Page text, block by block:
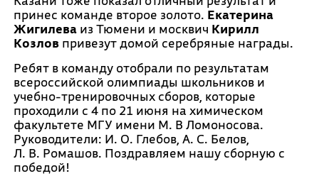
принес команде второе золото. Екатерина
Жигилеваиз Тюмени и москвич Кирилл
Козловпривезут домой серебряные награды.
Ребят в команду отобрали по результатам
всероссийской олимпиады школьников и
учебно-тренировочных сборов, которые
проходили с 4 по 21 июня на химическом
факультете МГУ имени М. В Ломоносова.
Руководители: И. О. Глебов, А. С. Белов,
Л. В. Ромашов. Поздравляем нашу сборную с
победой!